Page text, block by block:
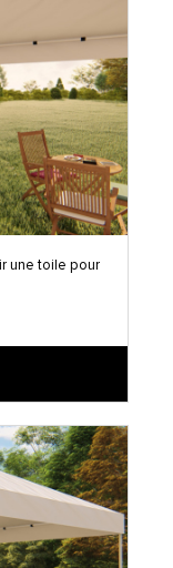
une toile pour